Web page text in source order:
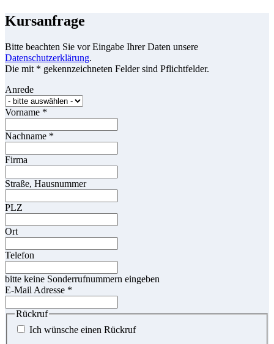
Kursanfrage
Bitte beachten Sie vor Eingabe Ihrer Daten unsere
Datenschutzerklärung.
Die mit * gekennzeichneten Felder sind Pflichtfelder.
Anrede
Vorname *
Nachname *
Firma
Straße, Hausnummer
PLZ
Ort
Telefon
bitte keine Sonderrufnummern eingeben
E-Mail Adresse *
Rückruf
Ich wünsche einen Rückruf